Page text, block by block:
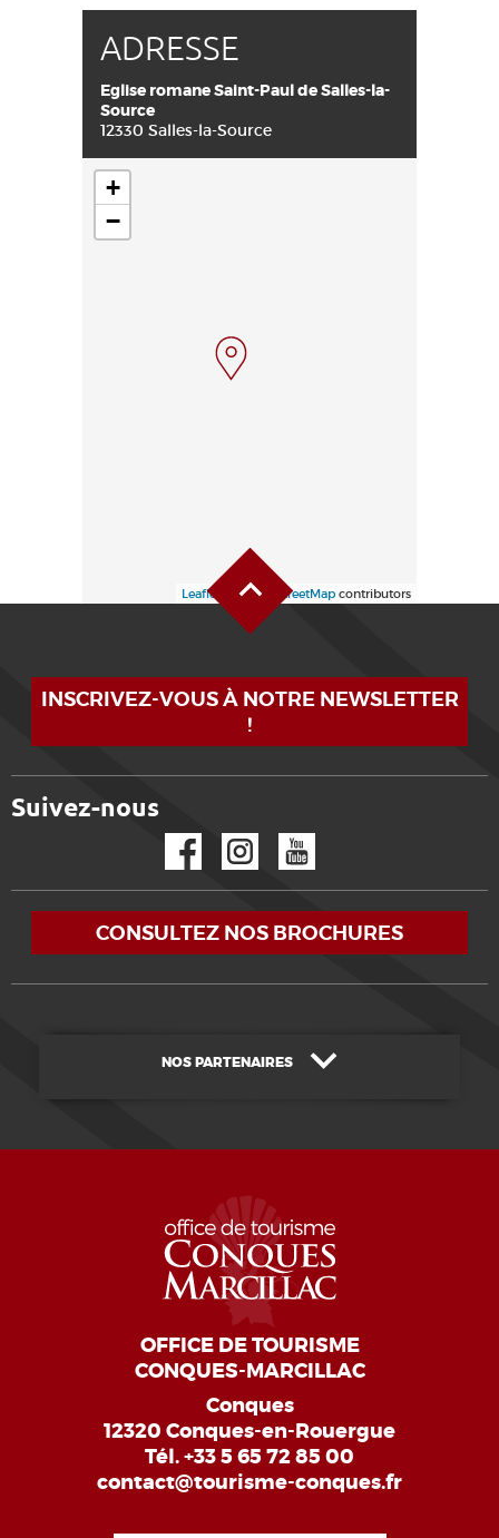
ADRESSE
Eglise romane Saint-Paul de Salles-la-
Source
12330 Salles-la-Source
+
−
Leaflet | ©OpenStreetMap contributors
INSCRIVEZ-VOUS À NOTRE NEWSLETTER
!
Suivez-nous
CONSULTEZ NOS BROCHURES
NOS PARTENAIRES
OFFICE DE TOURISME
CONQUES-MARCILLAC
Conques
12320 Conques-en-Rouergue
Tél.+33 5 65 72 85 00
contact@tourisme-conques.fr